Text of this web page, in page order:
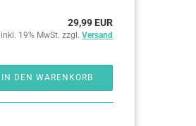
29,99 EUR
inkl. 19% MwSt. zzgl. Versand
IN DEN WARENKORB